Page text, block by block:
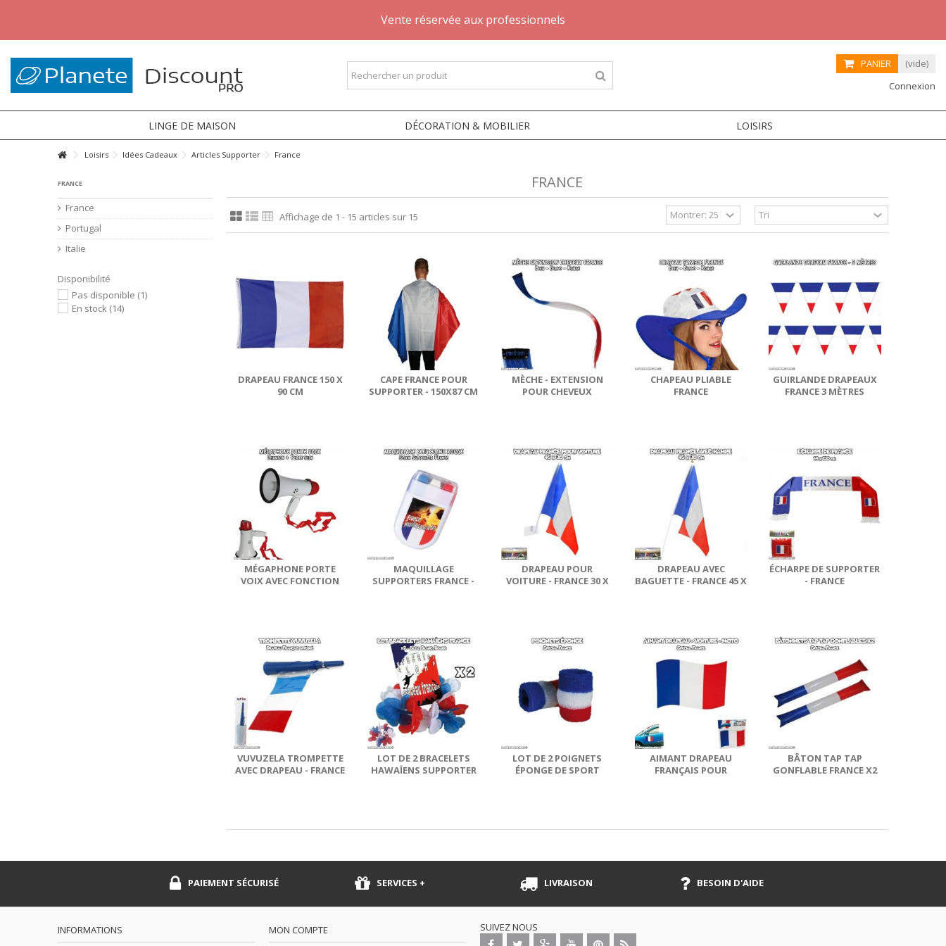
Vente réservée aux professionnels
PANIER
(vide)
Connexion
LINGE DE MAISON DÉCORATION & MOBILIER LOISIRS
Loisirs Idées Cadeaux Articles Supporter France
FRANCE
Affichage de 1 - 15 articles sur 15
DRAPEAU FRANCE 150 X
90 CM
CAPE FRANCE POUR
SUPPORTER - 150X87 CM
MÈCHE - EXTENSION
POUR CHEVEUX
CHAPEAU PLIABLE
FRANCE
GUIRLANDE DRAPEAUX
FRANCE 3 MÈTRES
MÉGAPHONE PORTE
VOIX AVEC FONCTION
MAQUILLAGE
SUPPORTERS FRANCE -
DRAPEAU POUR
VOITURE - FRANCE 30 X
DRAPEAU AVEC
BAGUETTE - FRANCE 45 X
ÉCHARPE DE SUPPORTER
- FRANCE
VUVUZELA TROMPETTE
AVEC DRAPEAU - FRANCE
LOT DE 2 BRACELETS
HAWAÏENS SUPPORTER
LOT DE 2 POIGNETS
ÉPONGE DE SPORT
AIMANT DRAPEAU
FRANÇAIS POUR
BÂTON TAP TAP
GONFLABLE FRANCE X2
FRANCE
France
Portugal
Italie
Disponibilité
Pas disponible (1)
En stock (14)
PAIEMENT SÉCURISÉ SERVICES + LIVRAISON BESOIN D'AIDE
INFORMATIONS MON COMPTE SUIVEZ NOUS